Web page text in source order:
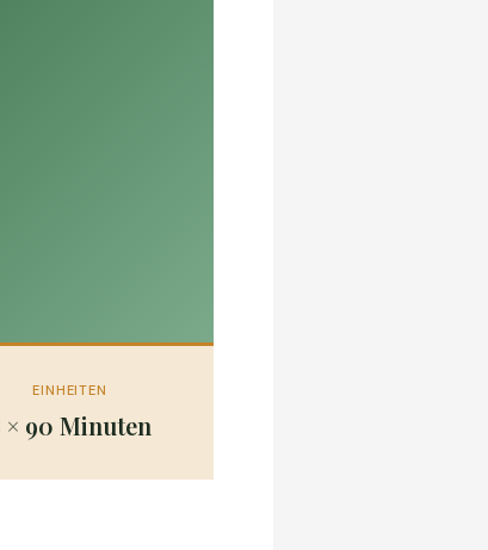
EINHEITEN
× 90 Minuten